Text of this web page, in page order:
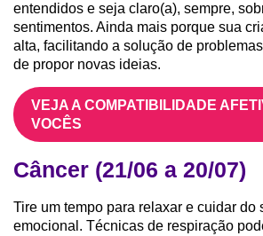
entendidos e seja claro(a), sempre,
sentimentos. Ainda mais porque sua
alta, facilitando a solução de
de propor novas ideias.
VEJA A COMPATIBILIDADE
VOCÊS
Câncer (21/06 a 20/07)
Tire um tempo para relaxar e cuidar do
emocional. Técnicas de respiração